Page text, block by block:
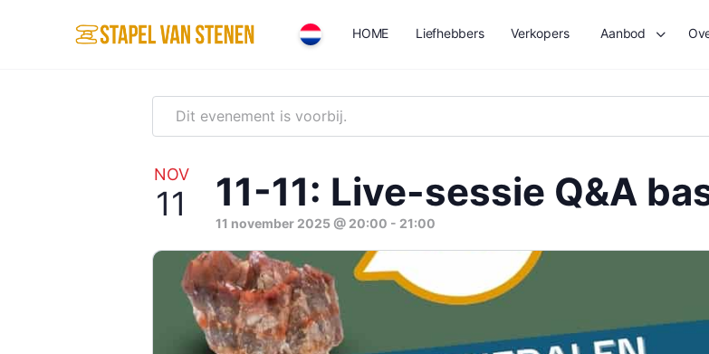
HOME Liefhebbers Verkopers Aanbod
Dit evenement is voorbij.
NOV
11 11-11: Live-sessie Q&A
11 november 2025 @ 20:00 - 21:00